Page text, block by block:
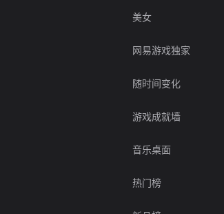
美女
网易游戏独家
随时间变化
游戏成就墙
音乐桌面
热门榜